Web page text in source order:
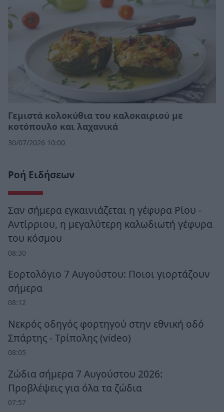
Γεμιστά κολοκύθια του καλοκαιριού με
κοτόπουλο και λαχανικά
30/07/2026 10:00
Ροή Ειδήσεων
Σαν σήμερα εγκαινιάζεται η γέφυρα Ρίου -
Αντίρριου, η μεγαλύτερη καλωδιωτή γέφυρα
του κόσμου
08:30
Εορτολόγιο 7 Αυγούστου: Ποιοι γιορτάζουν
σήμερα
08:12
Νεκρός οδηγός φορτηγού στην εθνική οδό
Σπάρτης - Τρίπολης (video)
08:05
Ζώδια σήμερα 7 Αυγούστου 2026:
Προβλέψεις για όλα τα ζώδια
07:57